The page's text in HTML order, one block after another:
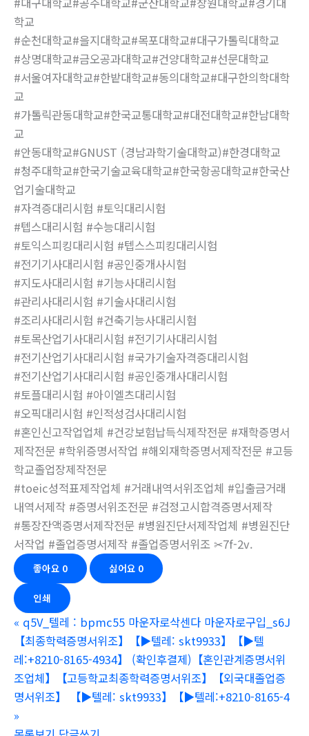
학교
#순천대학교#을지대학교#목포대학교#대구가톨릭대학교
#상명대학교#금오공과대학교#건양대학교#선문대학교
#서울여자대학교#한밭대학교#동의대학교#대구한의학대학
교
#가톨릭관동대학교#한국교통대학교#대전대학교#한남대학
교
#안동대학교#GNUST (경남과학기술대학교)#한경대학교
#청주대학교#한국기술교육대학교#한국항공대학교#한국산
업기술대학교
#자격증대리시험 #토익대리시험
#텝스대리시험 #수능대리시험
#토익스피킹대리시험 #텝스스피킹대리시험
#전기기사대리시험 #공인중개사시험
#지도사대리시험 #기능사대리시험
#관리사대리시험 #기술사대리시험
#조리사대리시험 #건축기능사대리시험
#토목산업기사대리시험 #전기기사대리시험
#전기산업기사대리시험 #국가기술자격증대리시험
#전기산업기사대리시험 #공인중개사대리시험
#토플대리시험 #아이엘츠대리시험
#오픽대리시험 #인적성검사대리시험
#혼인신고작업업체 #건강보험납득식제작전문 #재학증명서
제작전문 #학위증명서작업 #해외재학증명서제작전문 #고등
학교졸업장제작전문
#toeic성적표제작업체 #거래내역서위조업체 #입출금거래
내역서제작 #증명서위조전문 #검정고시합격증명서제작
#통장잔액증명서제작전문 #병원진단서제작업체 #병원진단
서작업 #졸업증명서제작 #졸업증명서위조 ✂7f-2v.
좋아요 0 싫어요 0
인쇄
« q5V_텔레 : bpmc55 마운자로삭센다 마운자로구입_s6J
【최종학력증명서위조】【▶텔레: skt9933】【▶텔
레:+8210-8165-4934】 (확인후결제)【혼인관계증명서위
조업체】【고등학교최종학력증명서위조】【외국대졸업증
명서위조】 【▶텔레: skt9933】【▶텔레:+8210-8165-4
»